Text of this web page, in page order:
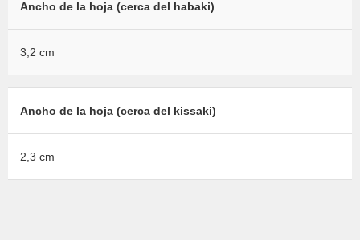
Ancho de la hoja (cerca del habaki)
3,2 cm
Ancho de la hoja (cerca del kissaki)
2,3 cm